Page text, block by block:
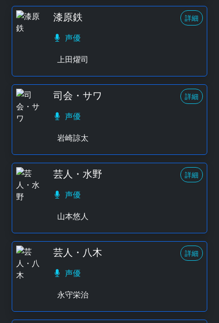
漆原鉄 詳細
声優
上田燿司
司会・サワ 詳細
声優
岩崎諒太
芸人・水野 詳細
声優
山本悠人
芸人・八木 詳細
声優
永守栄治